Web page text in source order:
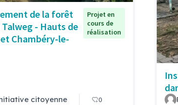
de la forêt
- Hauts de
Chambéry-le-
Projet en
cours de
réalisation
citoyenne 0